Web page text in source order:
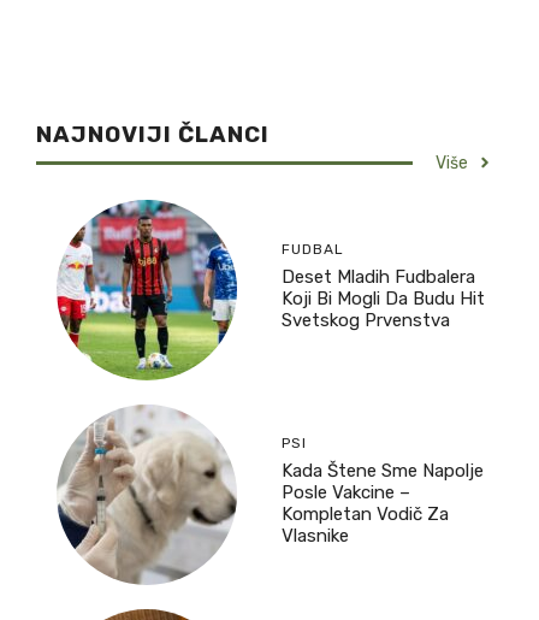
NAJNOVIJI ČLANCI
Više
FUDBAL
Deset Mladih Fudbalera
Koji Bi Mogli Da Budu Hit
Svetskog Prvenstva
PSI
Kada Štene Sme Napolje
Posle Vakcine –
Kompletan Vodič Za
Vlasnike